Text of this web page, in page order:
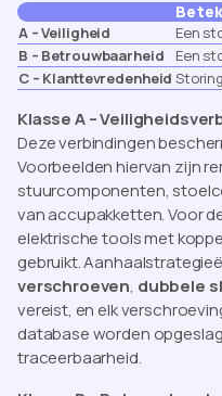
A – Veiligheid
Een
B – Betrouwbaarheid
Een
C – Klanttevredenheid
Klasse A –
Deze verbindingen
Voorbeelden hiervan zijn
stuurcomponenten,
van accupakketten. Voor
elektrische tools met
gebruikt.
verschroeven, dubbele
vereist, en elk
database worden
traceerbaarheid.